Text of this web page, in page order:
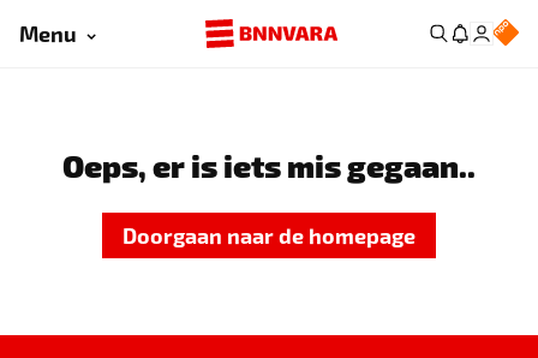
Menu
Oeps, er is iets mis gegaan..
Doorgaan naar de homepage